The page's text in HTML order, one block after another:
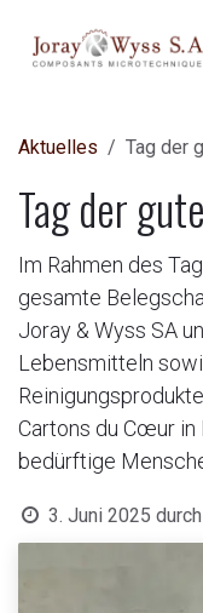
Aktuelles Tag der
Tag der
Im Rahmen des
gesamte
Joray & Wyss SA
Lebensmitteln
Cartons du Cœur in
bedürftige
3. Juni 2025 durch